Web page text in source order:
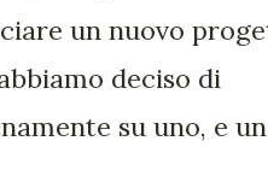
un nuovo
deciso di
su uno, e